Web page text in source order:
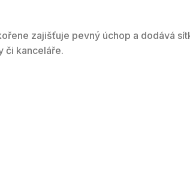
zajišťuje pevný úchop a dodává
či kanceláře.